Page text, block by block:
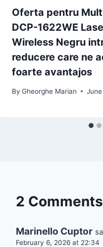
Oferta pentru
DCP-1622WE
Wireless Negru
reducere care ne
foarte avantajos
By Gheorghe Marian
2 Comments
Marinello Cuptor
February 6, 2026 at 22:34